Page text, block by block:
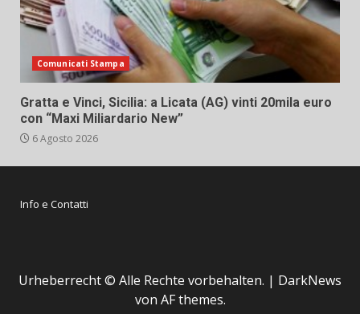
Comunicati Stampa
Gratta e Vinci, Sicilia: a Licata (AG) vinti 20mila euro
con “Maxi Miliardario New”
6 Agosto 2026
Info e Contatti
Urheberrecht © Alle Rechte vorbehalten. | DarkNews
von AF themes.